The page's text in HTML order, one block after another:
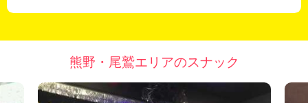
熊野・尾鷲エリアのスナック